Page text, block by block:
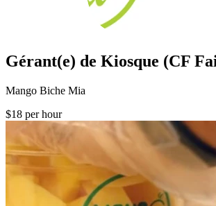
Gérant(e) de Kiosque (CF
Mango Biche Mia
$18 per hour